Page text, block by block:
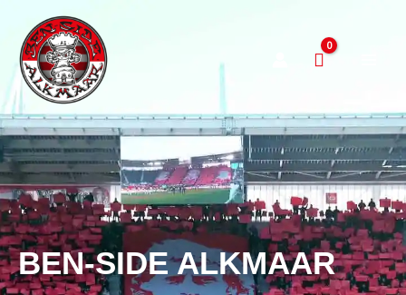
naar
inhoud
BEN-SIDE ALKMAAR